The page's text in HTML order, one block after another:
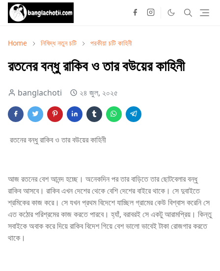
Home নিষিদ্ধ নতুন চটি পরকীয়া চটি কাহিনী
রতনের বন্ধু রাকিব ও তার বউয়ের কাহিনী
banglachoti ২৪ জুল, ২০২৫
রতনের বন্ধু রাকিব ও তার বউয়ের কাহিনী
আজ রতনের বেশ আনন্দ হচ্ছে। অনেকদিন পর তার বাড়িতে তার ছোটবেলার বন্ধু
রাকিব আসবে। রাকিব এখন দেশের থেকে বেশি দেশের বাইরে থাকে। সে দুবাইতে
শ্রমিকের কাজ করে। সে যখন প্রথম বিদেশে যাচ্ছিল গ্রামের কেউ বিশ্বাস করেনি সে
এত কঠোর পরিশ্রমের কাজ করতে পারবে। হ্যাঁ, বরাবরই সে একটু আরামপ্রিয়। কিন্তু
সবাইকে অবাক করে দিয়ে রাকিব বিদেশ গিয়ে বেশ ভালো ভাবেই টাকা রোজগার করতে
থাকে।